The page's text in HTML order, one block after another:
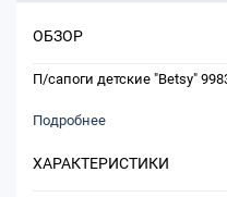
ОБЗОР
П/сапоги детские "Betsy"
Подробнее
ХАРАКТЕРИСТИКИ